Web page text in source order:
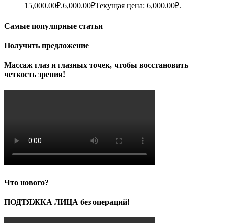
15,000.00₽.6,000.00₽Текущая цена: 6,000.00₽.
Самые популярные статьи
Получить предложение
Массаж глаз и глазных точек, чтобы восстановить
четкость зрения!
Что нового?
ПОДТЯЖКА ЛИЦА без операций!